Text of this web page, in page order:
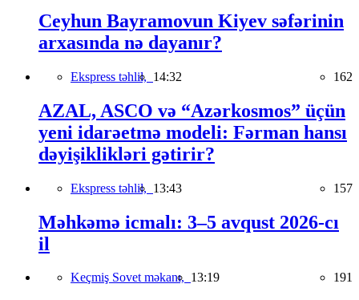
Ceyhun Bayramovun Kiyev səfərinin
arxasında nə dayanır?
Ekspress təhlil, 14:32 162
AZAL, ASCO və “Azərkosmos” üçün
yeni idarəetmə modeli: Fərman hansı
dəyişiklikləri gətirir?
Ekspress təhlil, 13:43 157
Məhkəmə icmalı: 3–5 avqust 2026-cı
il
Keçmiş Sovet məkanı, 13:19 191